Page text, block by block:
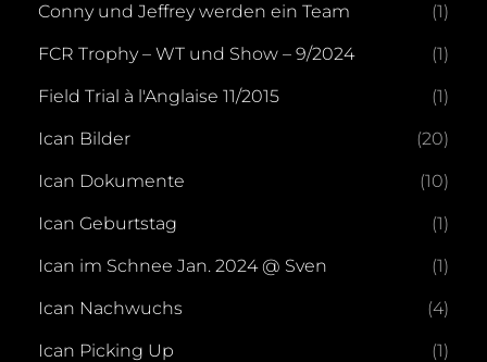
Conny und Jeffrey werden ein Team (1)
FCR Trophy – WT und Show – 9/2024 (1)
Field Trial à l'Anglaise 11/2015 (1)
Ican Bilder (20)
Ican Dokumente (10)
Ican Geburtstag (1)
Ican im Schnee Jan. 2024 @ Sven (1)
Ican Nachwuchs (4)
Ican Picking Up (1)